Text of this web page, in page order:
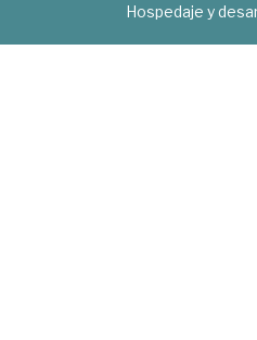
Hospedaje y